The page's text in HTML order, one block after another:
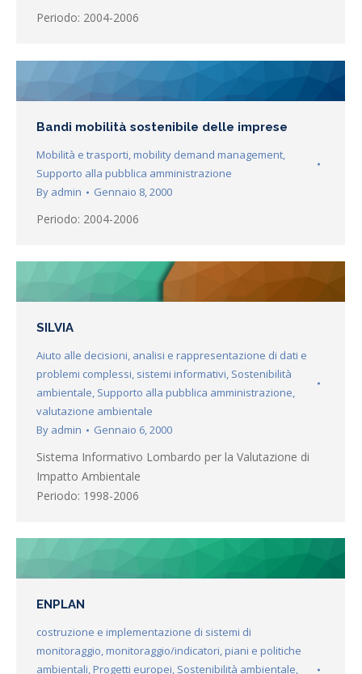
Periodo: 2004-2006
Bandi mobilità sostenibile delle imprese
Mobilità e trasporti, mobility demand management,
Supporto alla pubblica amministrazione
By admin Gennaio 8, 2000
Periodo: 2004-2006
SILVIA
Aiuto alle decisioni, analisi e rappresentazione di dati e
problemi complessi, sistemi informativi, Sostenibilità
ambientale, Supporto alla pubblica amministrazione,
valutazione ambientale
By admin Gennaio 6, 2000
Sistema Informativo Lombardo per la Valutazione di
Impatto Ambientale
Periodo: 1998-2006
ENPLAN
costruzione e implementazione di sistemi di
monitoraggio, monitoraggio/indicatori, piani e politiche
ambientali, Progetti europei, Sostenibilità ambientale,